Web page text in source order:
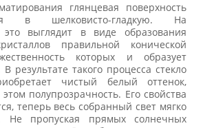
глянцевая поверхность
в шелковисто-гладкую. На
это выглядит в виде образования
правильной конической
которых и образует
результате такого процесса стекло
чистый белый оттенок,
полупрозрачность. Его свойства
теперь весь собранный свет мягко
Не пропуская прямых солнечных